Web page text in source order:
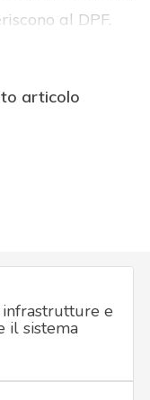
al DPF.
articolo
infrastrutture e
il sistema